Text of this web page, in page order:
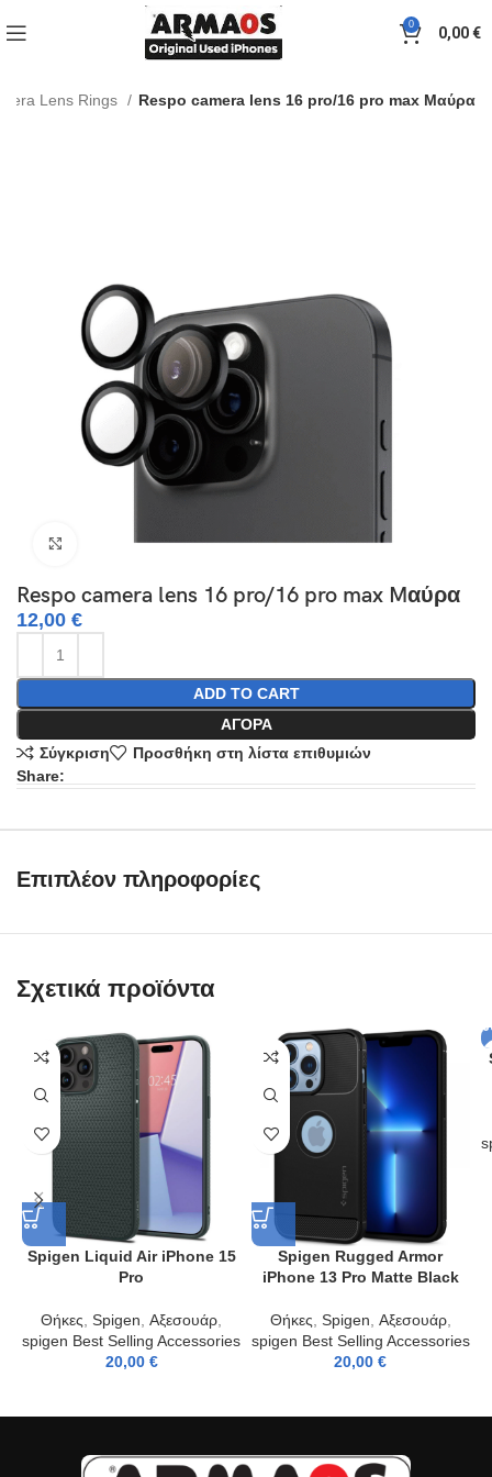
0 0,00€
Lens Rings Respo camera lens 16 pro/16 pro max Mαύρα
Click to enlarge
Respo camera lens 16 pro/16 pro max Mαύρα
12,00€
ADD TO CART
ΑΓΟΡΆ
Σύγκριση
Προσθήκη στη λίστα επιθυμιών
Share:
Επιπλέον πληροφορίες
Σχετικά προϊόντα
Spigen Liquid Air iPhone 15
Pro
Θήκες Spigen Αξεσουάρ
spigen Best Selling Accessories
20,00 €
Spigen Rugged Armor
iPhone 13 Pro Matte Black
Θήκες Spigen Αξεσουάρ,
spigen Best Selling Accessories
20,00€